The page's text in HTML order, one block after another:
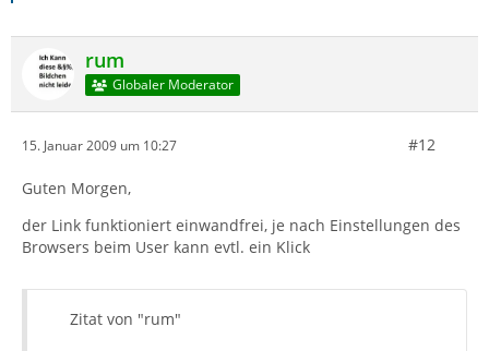
rum
Globaler Moderator
15. Januar 2009 um 10:27 #12
Guten Morgen,
der Link funktioniert einwandfrei, je nach Einstellungen des
Browsers beim User kann evtl. ein Klick
Zitat von "rum"